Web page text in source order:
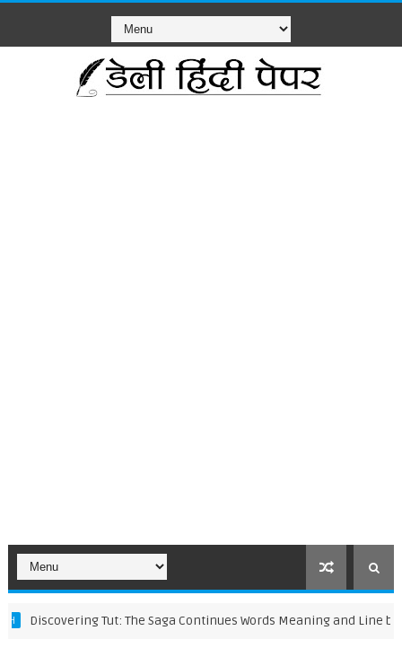
Tut: The Saga Continues Words Meaning and Line by Line